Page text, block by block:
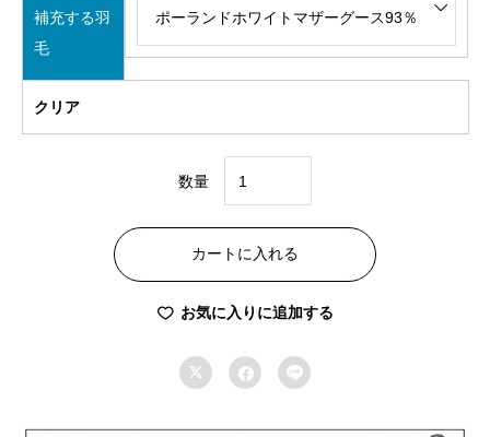
補充する羽
毛
クリア
数量
コ
ー
ス
ク
ー
カートに入れる
お気に入りに追加する
  